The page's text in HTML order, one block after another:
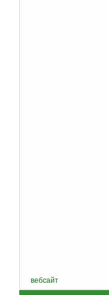
вебсайт